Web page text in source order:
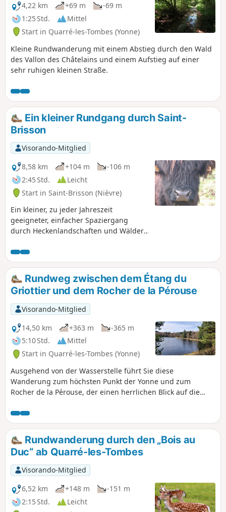
4,22 km
+69 m
-69 m
1:25 Std.
Mittel
Start in Quarré-les-Tombes (Yonne)
Kleine Rundwanderung mit einem Abstieg durch den Wald
des Vallon des Châtelains und einem Aufstieg auf einer
sehr ruhigen kleinen Straße.
Ein kleiner Rundgang durch Saint-
Brisson
Visorando-Mitglied
8,58 km
+104 m
-106 m
2:45 Std.
Leicht
Start in Saint-Brisson (Nièvre)
Ein kleiner, zu jeder Jahreszeit
geeigneter, einfacher Spaziergang
durch Heckenlandschaften und Wälder,
des Regionalen Naturparks Morvan und
den Ortskern entdecken können, der
typisch für die Dörfer des Morvan ist.
Rundweg zwischen dem Étang du
Griottier und dem Rocher de la Pérouse
Visorando-Mitglied
14,50 km
+363 m
-365 m
5:10 Std.
Mittel
Start in Quarré-les-Tombes (Yonne)
Ausgehend von der Wasserstelle führt Sie diese
Wanderung zum höchsten Punkt der Yonne und zum
Rocher de la Pérouse, der einen herrlichen Blick auf die
Rundwanderung durch den „Bois au
Duc“ ab Quarré-les-Tombes
Visorando-Mitglied
6,52 km
+148 m
-151 m
2:15 Std.
Leicht